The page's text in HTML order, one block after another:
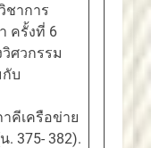
ชาการ
ครั้งที่ 6
ศวกรรม
กับ
คีเครือข่าย
375- 382).